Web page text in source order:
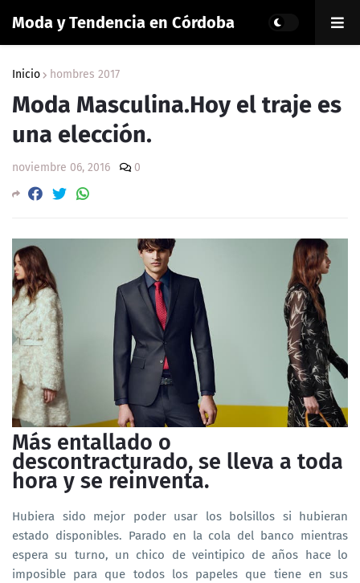
Moda y Tendencia en Córdoba
Inicio hombres 2017
Moda Masculina.Hoy el traje es
una elección.
noviembre 06, 2016 0
Más entallado o
descontracturado, se lleva a toda
hora y se reinventa.
Hubiera sido mejor poder usar los bolsillos si hubieran
estado disponibles. Parado en la cola del banco mientras
espera su turno, un chico de veintipico de años hace lo
imposible para que todos los papeles que tiene en sus